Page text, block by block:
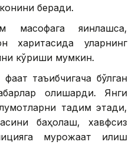
беради.
масофага яқинлашса,
харитасида уларнинг
кўриши мумкин.
таъқибчигача бўлган
олишарди. Янги
тақдим этади,
баҳолаш, хавфсиз
мурожаат қилиш